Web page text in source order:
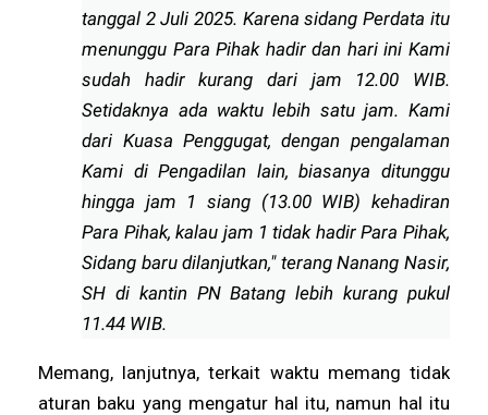
tanggal 2 Juli 2025. Karena sidang Perdata itu
menunggu Para Pihak hadir dan hari ini Kami
sudah hadir kurang dari jam 12.00 WIB.
Setidaknya ada waktu lebih satu jam. Kami
dari Kuasa Penggugat, dengan pengalaman
Kami di Pengadilan lain, biasanya ditunggu
hingga jam 1 siang (13.00 WIB) kehadiran
Para Pihak, kalau jam 1 tidak hadir Para Pihak,
Sidang baru dilanjutkan," terang Nanang Nasir,
SH di kantin PN Batang lebih kurang pukul
11.44 WIB.
Memang, lanjutnya, terkait waktu memang tidak
aturan baku yang mengatur hal itu, namun hal itu